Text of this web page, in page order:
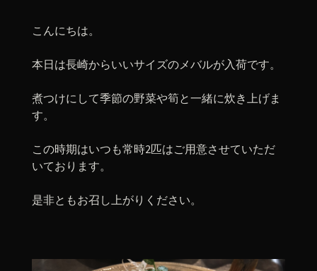
こんにちは。
本日は長崎からいいサイズのメバルが入荷です。
煮つけにして季節の野菜や筍と一緒に炊き上げま
す。
この時期はいつも常時2匹はご用意させていただ
いております。
是非ともお召し上がりください。